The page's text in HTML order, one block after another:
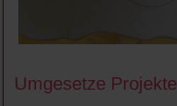
Umgesetze Projekte